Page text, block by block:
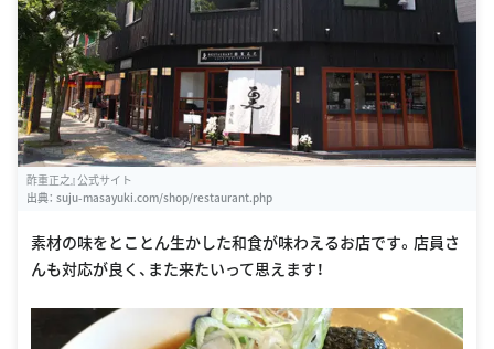
酢重正之』公式サイト
出典： suju-masayuki.com/shop/restaurant.php
素材の味をとことん生かした和食が味わえるお店です。店員さ
んも対応が良く、また来たいって思えます！